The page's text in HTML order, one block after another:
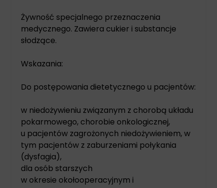
Żywność specjalnego przeznaczenia
medycznego. Zawiera cukier i substancje
słodzące.
Wskazania:
Do postępowania dietetycznego u pacjentów:
w niedożywieniu związanym z chorobą układu
pokarmowego, chorobie onkologicznej,
u pacjentów zagrożonych niedożywieniem, w
tym pacjentów z zaburzeniami połykania
(dysfagia),
dla osób starszych
w okresie okołooperacyjnym i